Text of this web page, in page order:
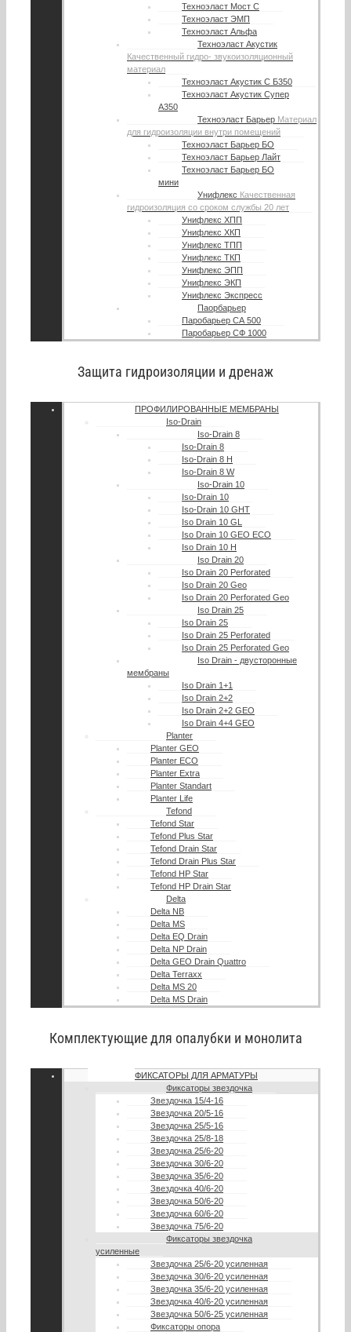
Техноэласт Мост С
Техноэласт ЭМП
Техноэласт Альфа
Техноэласт Акустик
Качественный гидро- звукоизоляционный
материал
Техноэласт Акустик С Б350
Техноэласт Акустик Супер
А350
Техноэласт Барьер Материал
для гидроизоляции внутри помещений
Техноэласт Барьер БО
Техноэласт Барьер Лайт
Техноэласт Барьер БО
мини
Унифлекс Качественная
гидроизоляция со сроком службы 20 лет
Унифлекс ХПП
Унифлекс ХКП
Унифлекс ТПП
Унифлекс ТКП
Унифлекс ЭПП
Унифлекс ЭКП
Унифлекс Экспресс
Паорбарьер
Паробарьер СА 500
Паробарьер СФ 1000
Защита гидроизоляции и дренаж
ПРОФИЛИРОВАННЫЕ МЕМБРАНЫ
Iso-Drain
Iso-Drain 8
Iso-Drain 8
Iso-Drain 8 Н
Iso-Drain 8 W
Iso-Drain 10
Iso-Drain 10
Iso-Drain 10 GHT
Iso Drain 10 GL
Iso Drain 10 GEO ECO
Iso Drain 10 H
Iso Drain 20
Iso Drain 20 Perforated
Iso Drain 20 Geo
Iso Drain 20 Perforated Geo
Iso Drain 25
Iso Drain 25
Iso Drain 25 Perforated
Iso Drain 25 Perforated Geo
Iso Drain - двусторонные
мембраны
Iso Drain 1+1
Iso Drain 2+2
Iso Drain 2+2 GEO
Iso Drain 4+4 GEO
Planter
Planter GEO
Planter ECO
Planter Extra
Planter Standart
Planter Life
Tefond
Tefond Star
Tefond Plus Star
Tefond Drain Star
Tefond Drain Plus Star
Tefond HP Star
Tefond HP Drain Star
Delta
Delta NB
Delta MS
Delta EQ Drain
Delta NP Drain
Delta GEO Drain Quattro
Delta Terraxx
Delta MS 20
Delta MS Drain
Комплектующие для опалубки и монолита
ФИКСАТОРЫ ДЛЯ АРМАТУРЫ
Фиксаторы звездочка
Звездочка 15/4-16
Звездочка 20/5-16
Звездочка 25/5-16
Звездочка 25/8-18
Звездочка 25/6-20
Звездочка 30/6-20
Звездочка 35/6-20
Звездочка 40/6-20
Звездочка 50/6-20
Звездочка 60/6-20
Звездочка 75/6-20
Фиксаторы звездочка
усиленные
Звездочка 25/6-20 усиленная
Звездочка 30/6-20 усиленная
Звездочка 35/6-20 усиленная
Звездочка 40/6-20 усиленная
Звездочка 50/6-25 усиленная
Фиксаторы опора